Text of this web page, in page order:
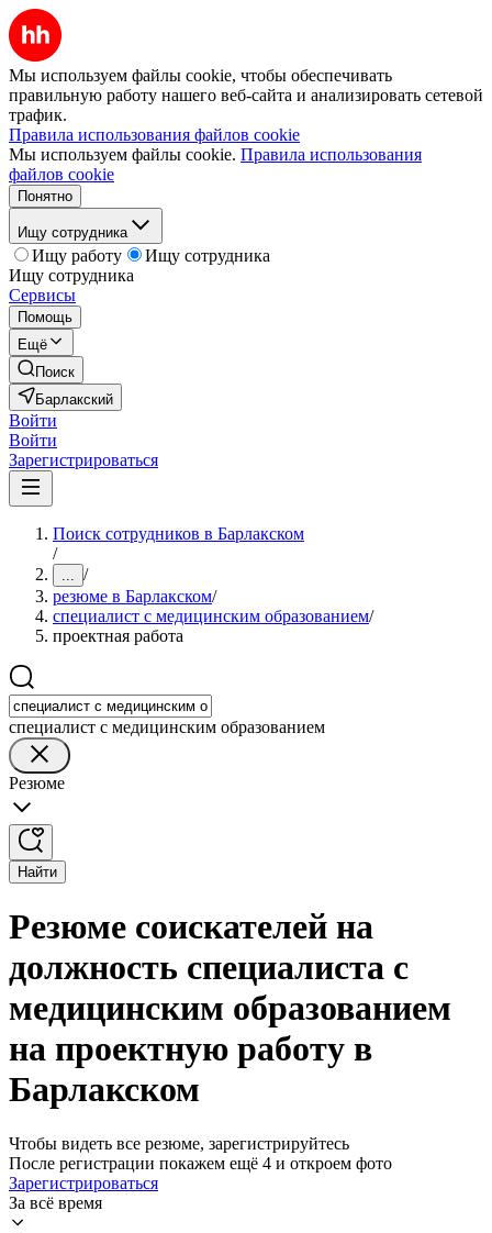
Мы используем файлы cookie, чтобы обеспечивать
правильную работу нашего веб-сайта и анализировать сетевой
трафик.
Правила использования файлов cookie
Мы используем файлы cookie. Правила использования
файлов cookie
Понятно
Ищу сотрудника
Ищу работу
Ищу сотрудника
Ищу сотрудника
Сервисы
Помощь
Ещё
Поиск
Барлакский
Войти
Войти
Зарегистрироваться
Поиск сотрудников в Барлакском
/
... /
резюме в Барлакском/
специалист с медицинским образованием/
проектная работа
специалист с медицинским образованием
Резюме
Найти
Резюме соискателей на
должность специалиста с
медицинским образованием
на проектную работу в
Барлакском
Чтобы видеть все резюме, зарегистрируйтесь
После регистрации покажем ещё 4 и откроем фото
Зарегистрироваться
За всё время